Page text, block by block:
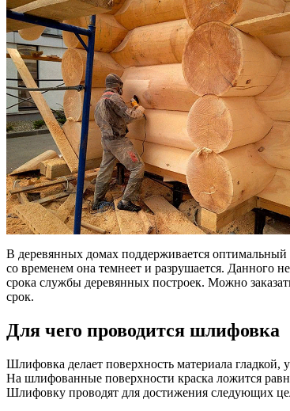
В деревянных домах поддерживается
со временем она темнеет и разрушается. Данного
срока службы деревянных построек. Можно
срок.
Для чего проводится шлифовка
Шлифовка делает поверхность материала
На шлифованные поверхности краска ложится
Шлифовку проводят для достижения следующих